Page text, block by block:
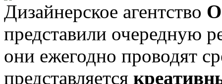
Дизайнерское агентство
представили очередную
они ежегодно проводят
представляется